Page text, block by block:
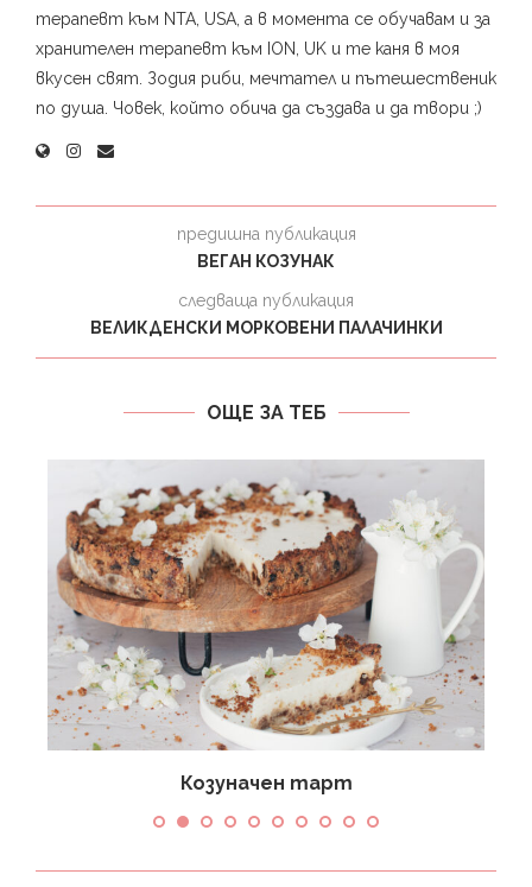
терапевт към NTA, USA, а в момента се обучавам и за
хранителен терапевт към ION, UK и те каня в моя
вкусен свят. Зодия риби, мечтател и пътешественик
по душа. Човек, който обича да създава и да твори ;)
предишна публикация
ВЕГАН КОЗУНАК
следваща публикация
ВЕЛИКДЕНСКИ МОРКОВЕНИ ПАЛАЧИНКИ
ОЩЕ ЗА ТЕБ
Козуначен тарт